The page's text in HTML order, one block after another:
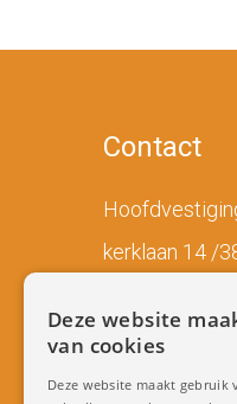
Contact
kerklaan 14 /
Tel:(0031)
Mail:
Deze website
van cookies
Deze website maakt gebruik